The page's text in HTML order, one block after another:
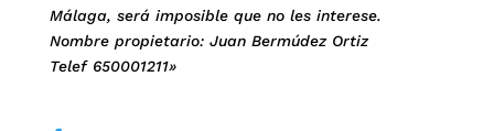
Málaga, será imposible que no les interese.
Nombre propietario: Juan Bermúdez Ortiz
Telef 650001211»